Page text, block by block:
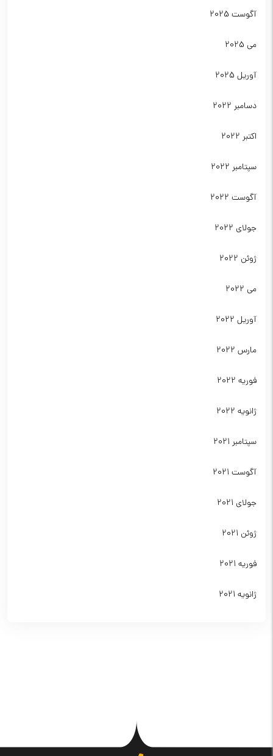
آگوست 2025
می 2025
آوریل 2025
دسامبر 2022
اکتبر 2022
سپتامبر 2022
آگوست 2022
جولای 2022
ژوئن 2022
می 2022
آوریل 2022
مارس 2022
فوریه 2022
ژانویه 2022
سپتامبر 2021
آگوست 2021
جولای 2021
ژوئن 2021
فوریه 2021
ژانویه 2021